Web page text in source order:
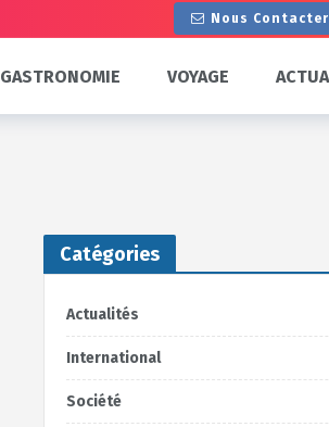
Nous Contacter
GASTRONOMIE VOYAGE
Catégories
Actualités
International
Société